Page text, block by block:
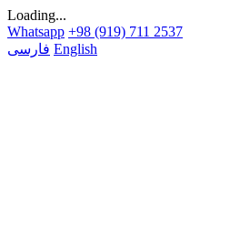
Loading...
Whatsapp +98 (919) 711 2537
فارسی English